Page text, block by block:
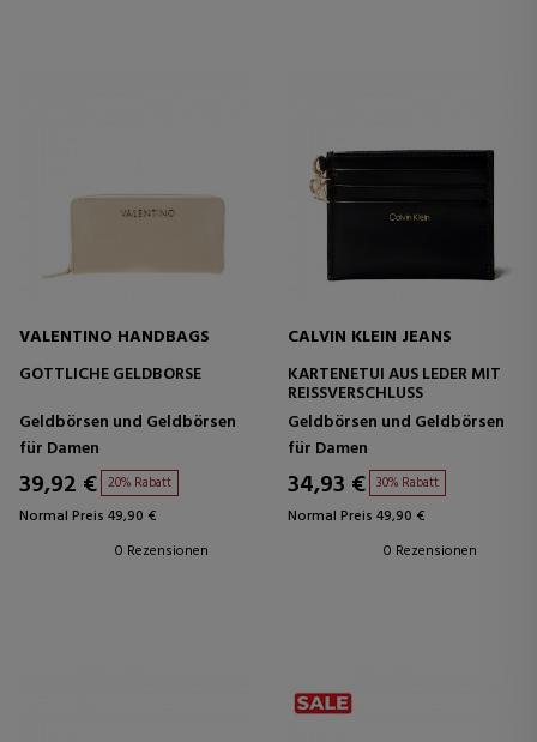
VALENTINO HANDBAGS
GÖTTLICHE GELDBÖRSE
Geldbörsen und Geldbörsen
für Damen
39,92 € 20% Rabatt
Normal Preis 49,90 €
0 Rezensionen
CALVIN KLEIN JEANS
KARTENETUI AUS LEDER MIT
REISSVERSCHLUSS
Geldbörsen und Geldbörsen
für Damen
34,93 € 30% Rabatt
Normal Preis 49,90 €
0 Rezensionen